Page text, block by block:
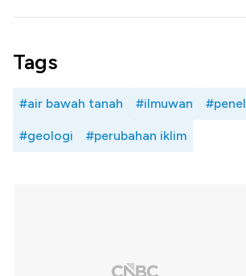
Tags
#air bawah tanah #ilmuwan
#geologi #perubahan iklim